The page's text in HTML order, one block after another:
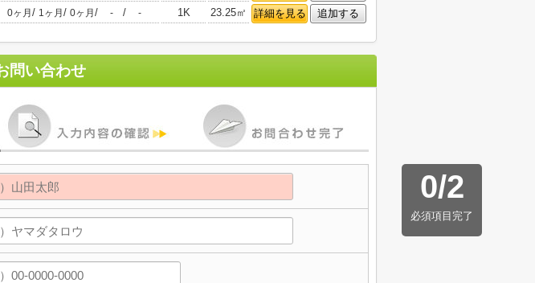
0ヶ月 / 1ヶ月 / 0ヶ月 / - / - 1K 23.25㎡ 詳細を見る 追加する
問い合わせ
0/2
必須項目完了